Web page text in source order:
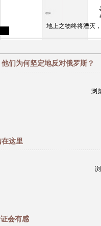
地上之物终将湮灭
们为何坚定地反对俄罗斯？
浏
这里
会有感